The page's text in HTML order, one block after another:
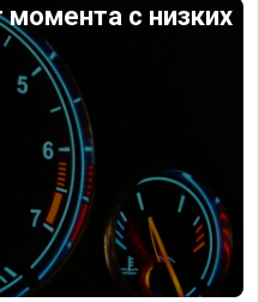
с низких